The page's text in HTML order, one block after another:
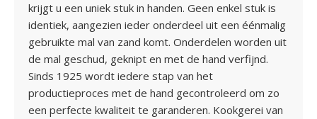
krijgt u een uniek stuk in handen. Geen enkel stuk is
identiek, aangezien ieder onderdeel uit een éénmalig
gebruikte mal van zand komt. Onderdelen worden uit
de mal geschud, geknipt en met de hand verfijnd.
Sinds 1925 wordt iedere stap van het
productieproces met de hand gecontroleerd om zo
een perfecte kwaliteit te garanderen. Kookgerei van